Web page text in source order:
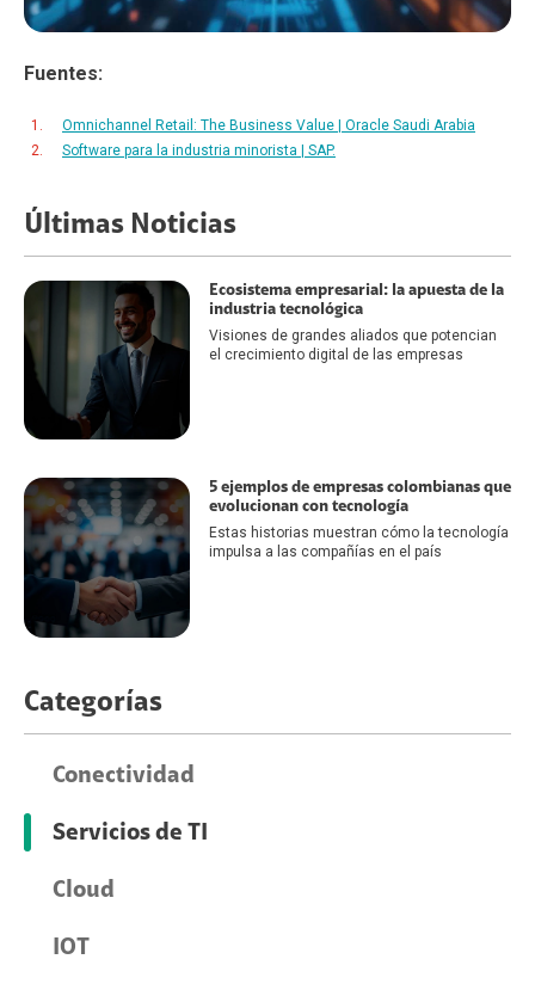
Fuentes:
Omnichannel Retail: The Business Value | Oracle Saudi Arabia
Software para la industria minorista | SAP.
Últimas Noticias
Ecosistema empresarial: la apuesta de la
industria tecnológica
Visiones de grandes aliados que potencian
el crecimiento digital de las empresas
5 ejemplos de empresas colombianas que
evolucionan con tecnología
Estas historias muestran cómo la tecnología
impulsa a las compañías en el país
Categorías
Conectividad
Servicios de TI
Cloud
IOT